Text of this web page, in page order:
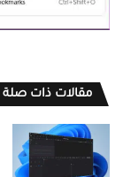
مقالات ذات صلة